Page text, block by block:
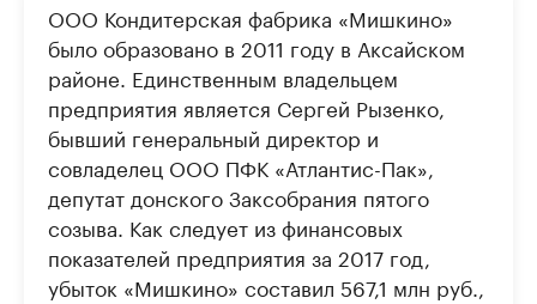
ООО Кондитерская фабрика «Мишкино»
было образовано в 2011 году в Аксайском
районе. Единственным владельцем
предприятия является Сергей Рызенко,
бывший генеральный директор и
совладелец ООО ПФК «Атлантис-Пак»,
депутат донского Заксобрания пятого
созыва. Как следует из финансовых
показателей предприятия за 2017 год,
убыток «Мишкино» составил 567,1 млн руб.,